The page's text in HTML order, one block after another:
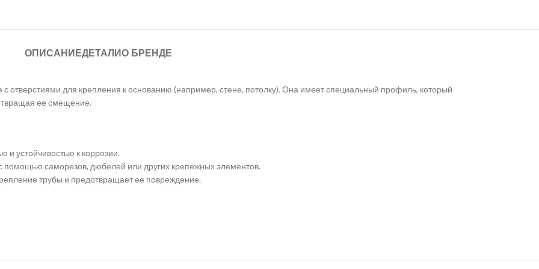
ОПИСАНИЕДЕТАЛИО БРЕНДЕ
с отверстиями для крепления к основанию (например, стене, потолку). Она имеет специальный профиль, который
ее смещение.
и устойчивостью к коррозии.
саморезов, дюбелей или других крепежных элементов.
трубы и предотвращает ее повреждение.